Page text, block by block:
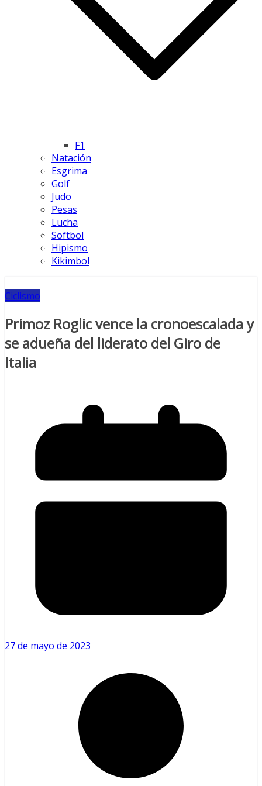
F1
Natación
Esgrima
Golf
Judo
Pesas
Lucha
Softbol
Hipismo
Kikimbol
Ciclismo
Primoz Roglic vence la cronoescalada y
se adueña del liderato del Giro de
Italia
27 de mayo de 2023